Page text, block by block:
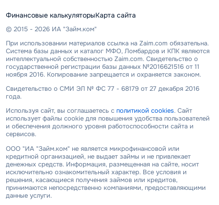
Финансовые калькуляторыКарта сайта
© 2015 - 2026 ИА "Займ.ком"
При использовании материалов ссылка на Zaim.com обязательна.
Система базы данных и каталог МФО, Ломбардов и КПК являются
интеллектуальной собственностью Zaim.com. Свидетельство о
государственной регистрации базы данных №2016621516 от 11
ноября 2016. Копирование запрещается и охраняется законом.
Свидетельство о СМИ ЭЛ № ФС 77 - 68179 от 27 декабря 2016
года.
Используя сайт, вы соглашаетесь с политикой cookies. Сайт
использует файлы cookie для повышения удобства пользователей
и обеспечения должного уровня работоспособности сайта и
сервисов.
ООО "ИА "Займ.ком" не является микрофинансовой или
кредитной организацией, не выдает займы и не привлекает
денежных средств. Информация, размещенная на сайте, носит
исключительно ознакомительный характер. Все условия и
решения, касающиеся получения займов или кредитов,
принимаются непосредственно компаниями, предоставляющими
данные услуги.